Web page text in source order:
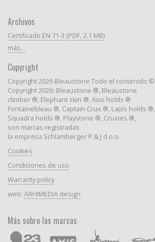
Archivos
Certificado EN 71-3 (PDF, 2.1 MB)
más...
Copyright
Copyright 2026 Bleaustone Todo el contenido ©
Copyright 2026: Bleaustone ®, Bleaustone
climber ®, Elephant skin ®, Axis holds ®
Fontainebleau ®, Captain Crux ®, Lapis holds ®,
Squadra holds ®, Playstone ®, Cruxies ®,
son marcas registradas
la empresa Schlamberger P & J d.o.o.
Cookies
Condiciones de uso
Warranty policy
web: ARHIMEDIA design
Más sobre las marcas